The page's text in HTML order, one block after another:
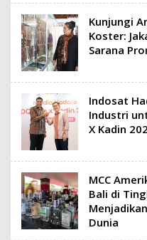
Kunjungi
Koster:
Sarana
Indosat
Industri
X Kadin
MCC
Bali di
Dunia